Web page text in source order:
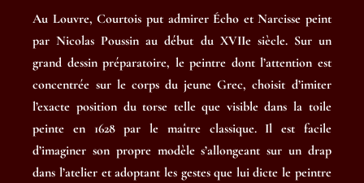
Au Louvre, Courtois put admirer Écho et Narcisse peint
par Nicolas Poussin au début du XVIIe siècle. Sur un
grand dessin préparatoire, le peintre dont l’attention est
concentrée sur le corps du jeune Grec, choisit d’imiter
l’exacte position du torse telle que visible dans la toile
peinte en 1628 par le maître classique. Il est facile
d’imaginer son propre modèle s’allongeant sur un drap
dans l’atelier et adoptant les gestes que lui dicte le peintre